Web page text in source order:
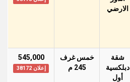
اﻻرضي
شقة
دبلكسية
أول
خمس غرف
245 م
545,000
إعلان 38172